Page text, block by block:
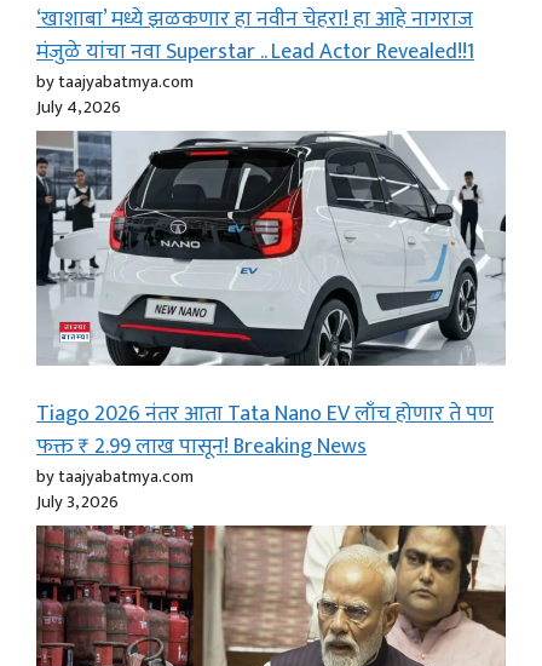
‘खाशाबा’ मध्ये झळकणार हा नवीन चेहरा! हा आहे नागराज
मंजुळे यांचा नवा Superstar .. Lead Actor Revealed!!1
by taajyabatmya.com
July 4, 2026
Tiago 2026 नंतर आता Tata Nano EV लाँच होणार ते पण
फक्त ₹ 2.99 लाख पासून! Breaking News
by taajyabatmya.com
July 3, 2026